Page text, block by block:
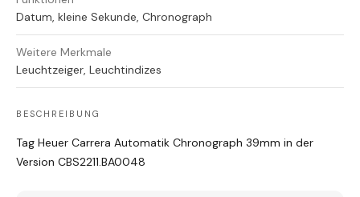
Datum, kleine Sekunde, Chronograph
Weitere Merkmale
Leuchtzeiger, Leuchtindizes
BESCHREIBUNG
Tag Heuer Carrera Automatik Chronograph 39mm in der
Version CBS2211.BA0048